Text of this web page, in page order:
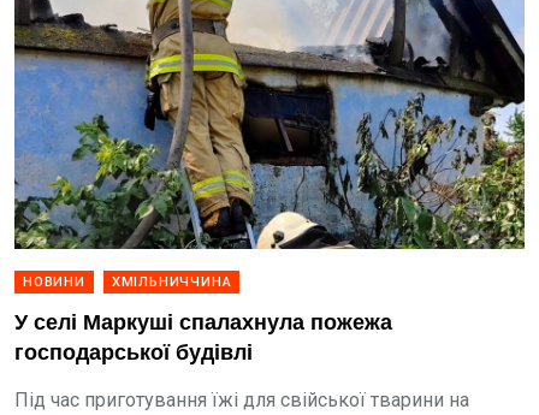
НОВИНИ ХМІЛЬНИЧЧИНА
У селі Маркуші спалахнула пожежа
господарської будівлі
Під час приготування їжі для свійської тварини на